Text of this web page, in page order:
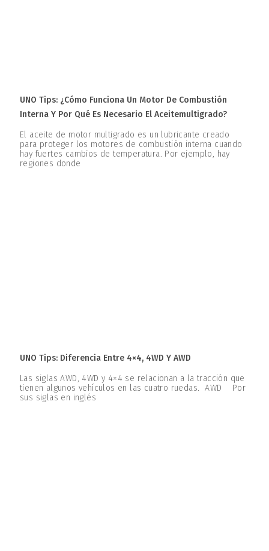
UNO Tips: ¿Cómo Funciona Un Motor De Combustión
Interna Y Por Qué Es Necesario El Aceitemultigrado?
El aceite de motor multigrado es un lubricante creado
para proteger los motores de combustión interna cuando
hay fuertes cambios de temperatura. Por ejemplo, hay
regiones donde
UNO Tips: Diferencia Entre 4×4, 4WD Y AWD
Las siglas AWD, 4WD y 4×4 se relacionan a la tracción que
tienen algunos vehículos en las cuatro ruedas. AWD Por
sus siglas en inglés